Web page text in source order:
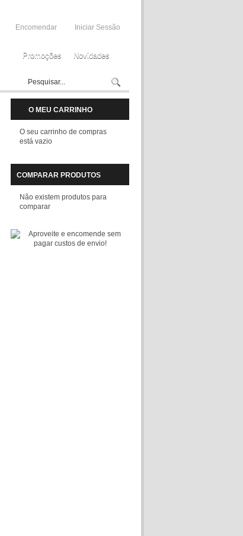
Encomendar Iniciar Sessão
Promoções Novidades
O MEU CARRINHO
O seu carrinho de compras
está vazio
COMPARAR PRODUTOS
Não existem produtos para
comparar